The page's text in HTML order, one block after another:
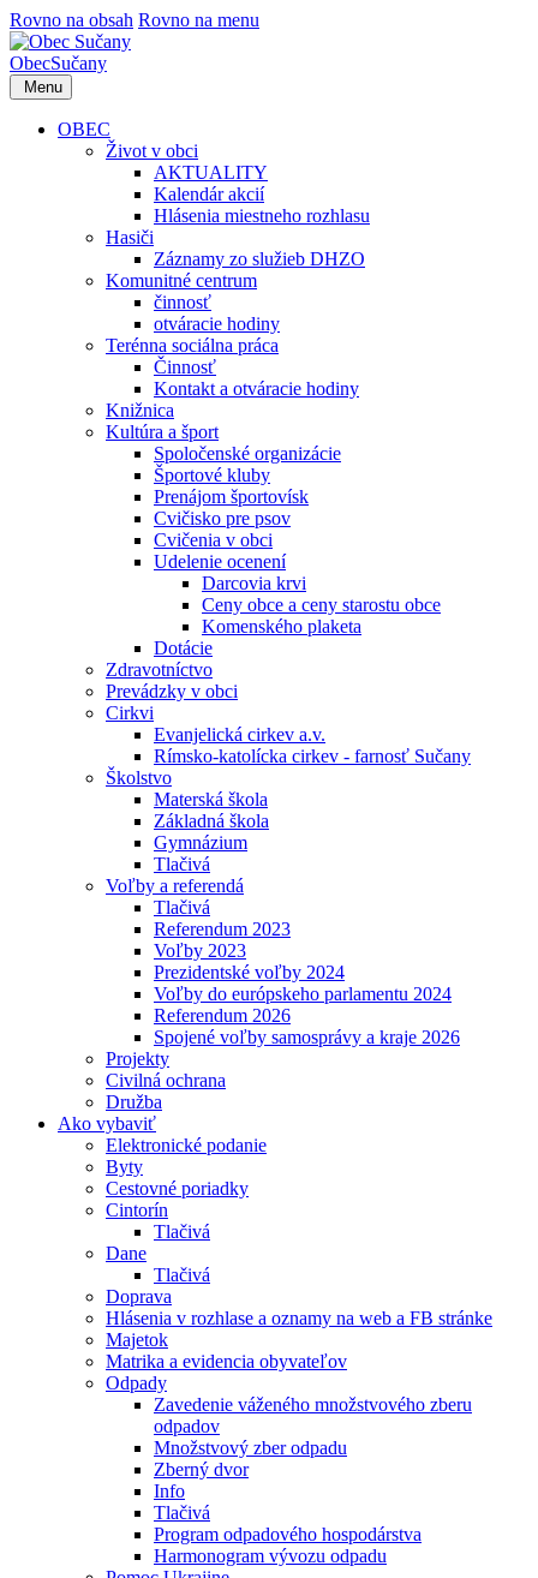
Rovno na obsah Rovno na menu
ObecSučany
Menu
OBEC
Život v obci
AKTUALITY
Kalendár akcií
Hlásenia miestneho rozhlasu
Hasiči
Záznamy zo služieb DHZO
Komunitné centrum
činnosť
otváracie hodiny
Terénna sociálna práca
Činnosť
Kontakt a otváracie hodiny
Knižnica
Kultúra a šport
Spoločenské organizácie
Športové kluby
Prenájom športovísk
Cvičisko pre psov
Cvičenia v obci
Udelenie ocenení
Darcovia krvi
Ceny obce a ceny starostu obce
Komenského plaketa
Dotácie
Zdravotníctvo
Prevádzky v obci
Cirkvi
Evanjelická cirkev a.v.
Rímsko-katolícka cirkev - farnosť Sučany
Školstvo
Materská škola
Základná škola
Gymnázium
Tlačivá
Voľby a referendá
Tlačivá
Referendum 2023
Voľby 2023
Prezidentské voľby 2024
Voľby do európskeho parlamentu 2024
Referendum 2026
Spojené voľby samosprávy a kraje 2026
Projekty
Civilná ochrana
Družba
Ako vybaviť
Elektronické podanie
Byty
Cestovné poriadky
Cintorín
Tlačivá
Dane
Tlačivá
Doprava
Hlásenia v rozhlase a oznamy na web a FB stránke
Majetok
Matrika a evidencia obyvateľov
Odpady
Zavedenie váženého množstvového zberu
odpadov
Množstvový zber odpadu
Zberný dvor
Info
Tlačivá
Program odpadového hospodárstva
Harmonogram vývozu odpadu